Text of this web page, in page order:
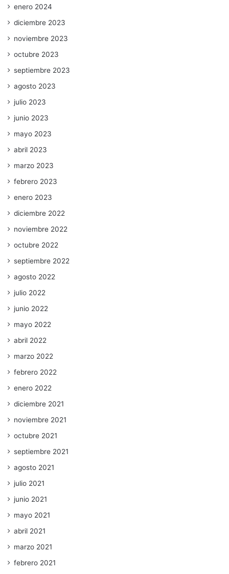
enero 2024
diciembre 2023
noviembre 2023
octubre 2023
septiembre 2023
agosto 2023
julio 2023
junio 2023
mayo 2023
abril 2023
marzo 2023
febrero 2023
enero 2023
diciembre 2022
noviembre 2022
octubre 2022
septiembre 2022
agosto 2022
julio 2022
junio 2022
mayo 2022
abril 2022
marzo 2022
febrero 2022
enero 2022
diciembre 2021
noviembre 2021
octubre 2021
septiembre 2021
agosto 2021
julio 2021
junio 2021
mayo 2021
abril 2021
marzo 2021
febrero 2021